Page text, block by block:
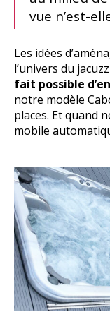
vue n’est-
Les idées
l’univers du
fait possible
notre modèle
places. Et quand
mobile